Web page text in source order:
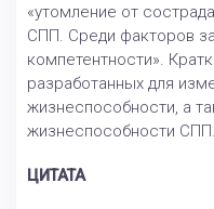
«утомление от
СПП. Среди факторов
компетентности».
разработанных для
жизнеспособности, а
жизнеспособности СПП.
ЦИТАТА